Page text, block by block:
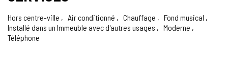
Hors centre-ville Air conditionné Chauffage
Fond musical
Installé dans un Immeuble avec d'autres usages
Moderne
Téléphone